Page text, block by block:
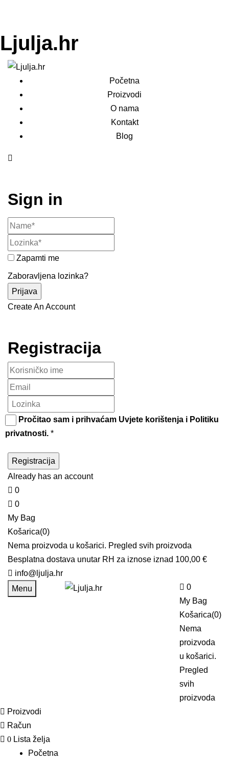
Ljulja.hr
Početna
Proizvodi
O nama
Kontakt
Blog
Sign in
Zapamti me
Zaboravljena lozinka?
Create An Account
Registracija
Pročitao sam i prihvaćam Uvjete korištenja i Politiku
privatnosti. *
Already has an account
0
0
My Bag
Košarica(0)
Nema proizvoda u košarici. Pregled svih proizvoda
Besplatna dostava unutar RH za iznose iznad 100,00 €
info@ljulja.hr
Menu
0
My Bag
Košarica(0)
Nema
proizvoda
u košarici.
Pregled
svih
proizvoda
Proizvodi
Račun
0 Lista želja
Početna